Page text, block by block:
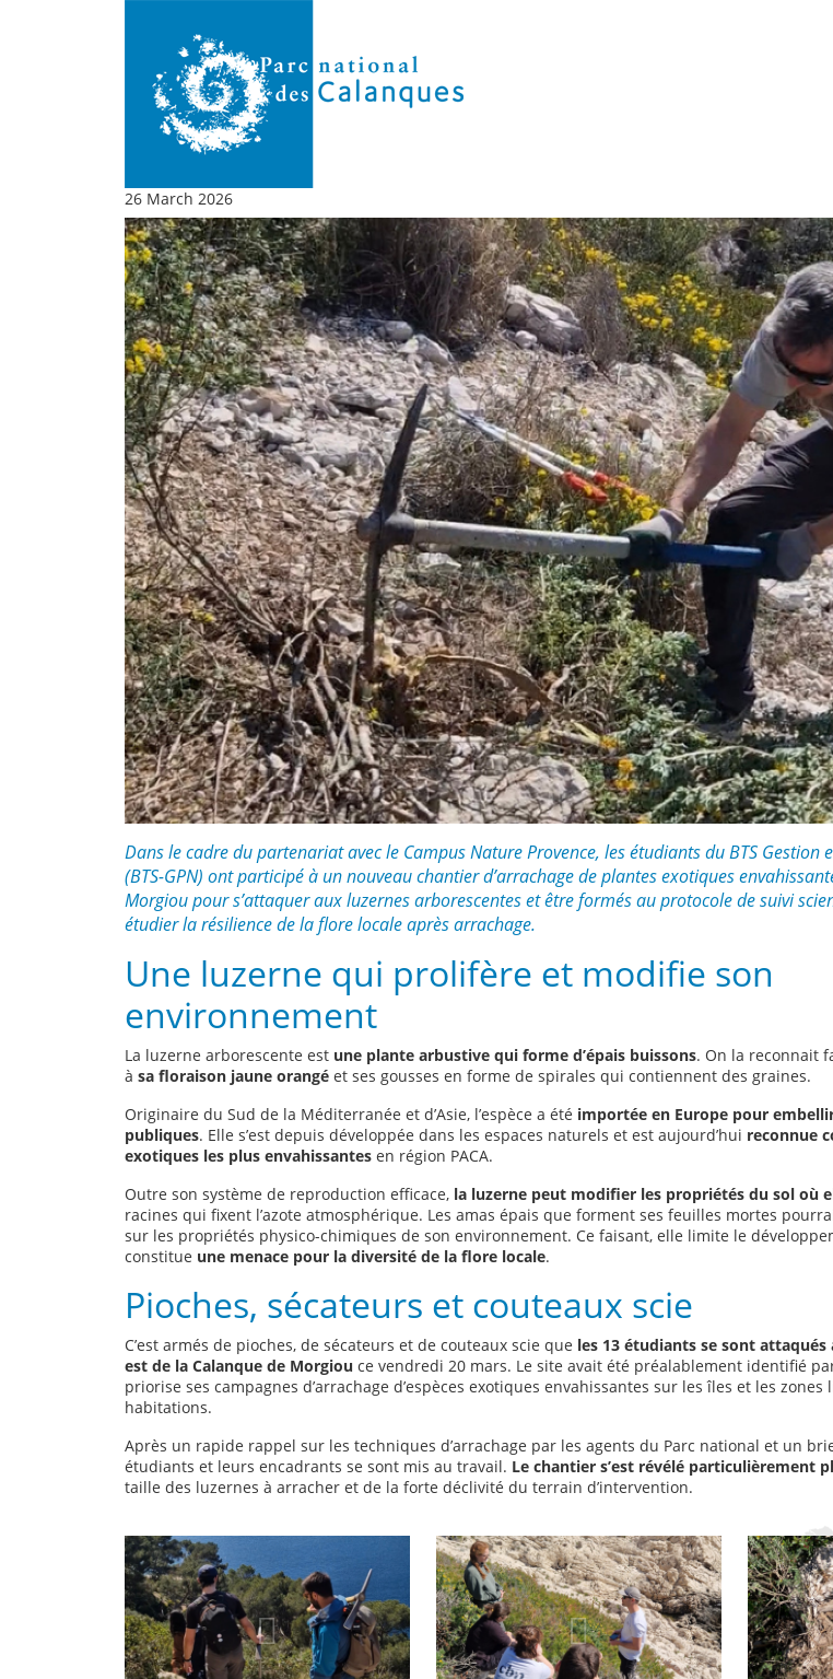
26 March 2026
Dans le cadre du partenariat avec le Campus Nature Provence, les étudiants du BTS Gestion
(BTS-GPN) ont participé à un nouveau chantier d’arrachage de plantes exotiques
Morgiou pour s’attaquer aux luzernes arborescentes et être formés au protocole de suivi
étudier la résilience de la flore locale après arrachage.
Une luzerne qui prolifère et modifie son
environnement
La luzerne arborescente est une plante arbustive qui forme d’épais buissons. On la reconnait
à sa floraison jaune orangé et ses gousses en forme de spirales qui contiennent des graines.
Originaire du Sud de la Méditerranée et d’Asie, l’espèce a été importée en Europe pour
publiques. Elle s’est depuis développée dans les espaces naturels et est aujourd’hui reconnue
exotiques les plus envahissantes en région PACA.
Outre son système de reproduction efficace, la luzerne peut modifier les propriétés du sol où
racines qui fixent l’azote atmosphérique. Les amas épais que forment ses feuilles mortes
sur les propriétés physico-chimiques de son environnement. Ce faisant, elle limite le
constitue une menace pour la diversité de la flore locale.
Pioches, sécateurs et couteaux scie
C’est armés de pioches, de sécateurs et de couteaux scie que les 13 étudiants se sont attaqués
est de la Calanque de Morgiou ce vendredi 20 mars. Le site avait été préalablement identifié
priorise ses campagnes d’arrachage d’espèces exotiques envahissantes sur les îles et les
habitations.
Après un rapide rappel sur les techniques d’arrachage par les agents du Parc national et un
étudiants et leurs encadrants se sont mis au travail. Le chantier s’est révélé particulièrement
taille des luzernes à arracher et de la forte déclivité du terrain d’intervention.